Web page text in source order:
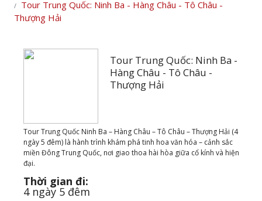
Tour Trung Quốc: Ninh Ba - Hàng Châu - Tô Châu -
Thượng Hải
Tour Trung Quốc: Ninh Ba -
Hàng Châu - Tô Châu -
Thượng Hải
Tour Trung Quốc Ninh Ba – Hàng Châu – Tô Châu – Thượng Hải (4
ngày 5 đêm) là hành trình khám phá tinh hoa văn hóa – cảnh sắc
miền Đông Trung Quốc, nơi giao thoa hài hòa giữa cổ kính và hiện
đại.
Thời gian đi:
4 ngày 5 đêm